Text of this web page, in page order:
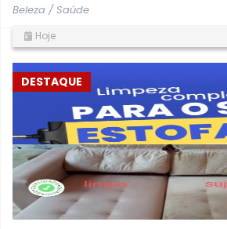
Beleza / Saúde
Hoje
DESTAQUE